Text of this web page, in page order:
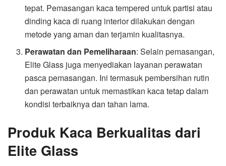
tepat. Pemasangan kaca tempered untuk partisi atau
dinding kaca di ruang interior dilakukan dengan
metode yang aman dan terjamin kualitasnya.
Perawatan dan Pemeliharaan: Selain pemasangan,
Elite Glass juga menyediakan layanan perawatan
pasca pemasangan. Ini termasuk pembersihan rutin
dan perawatan untuk memastikan kaca tetap dalam
kondisi terbaiknya dan tahan lama.
Produk Kaca Berkualitas dari
Elite Glass